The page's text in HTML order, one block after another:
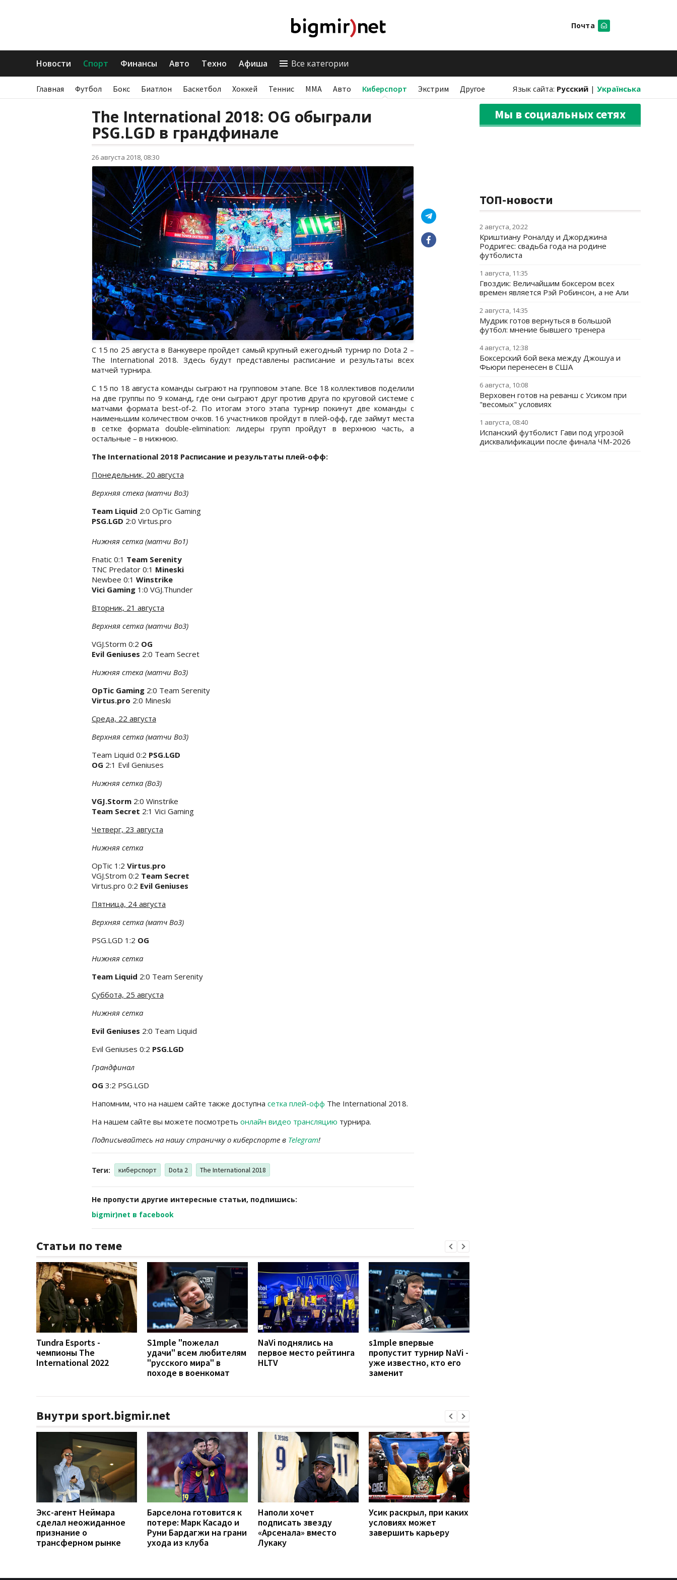
Почта
Новости Спорт Финансы Авто Техно Афиша Все категории
Главная Футбол Бокс Биатлон Баскетбол Хоккей Теннис ММА Авто Киберспорт Экстрим Другое Язык сайта: Русский | Українська
The International 2018: OG обыграли
PSG.LGD в грандфинале
26 августа 2018, 08:30
C 15 по 25 августа в Ванкувере пройдет самый крупный ежегодный турнир по Dota 2 –
The International 2018. Здесь будут представлены расписание и результаты всех
матчей турнира.
С 15 по 18 августа команды сыграют на групповом этапе. Все 18 коллективов поделили
на две группы по 9 команд, где они сыграют друг против друга по круговой системе с
матчами формата best-of-2. По итогам этого этапа турнир покинут две команды с
наименьшим количеством очков. 16 участников пройдут в плей-офф, где займут места
в сетке формата double-elimination: лидеры групп пройдут в верхнюю часть, а
остальные – в нижнюю.
The International 2018 Расписание и результаты плей-офф:
Понедельник, 20 августа
Верхняя стека (матчи Bo3)
Team Liquid 2:0 OpTic Gaming
PSG.LGD 2:0 Virtus.pro
Нижняя сетка (матчи Bo1)
Fnatic 0:1 Team Serenity
TNC Predator 0:1 Mineski
Newbee 0:1 Winstrike
Vici Gaming 1:0 VGJ.Thunder
Вторник, 21 августа
Верхняя сетка (матчи Bo3)
VGJ.Storm 0:2 OG
Evil Geniuses 2:0 Team Secret
Нижняя стека (матчи Bo3)
OpTic Gaming 2:0 Team Serenity
Virtus.pro 2:0 Mineski
Среда, 22 августа
Верхняя сетка (матчи Во3)
Team Liquid 0:2 PSG.LGD
OG 2:1 Evil Geniuses
Нижняя сетка (Во3)
VGJ.Storm 2:0 Winstrike
Team Secret 2:1 Vici Gaming
Четверг, 23 августа
Нижняя сетка
OpTic 1:2 Virtus.pro
VGJ.Strom 0:2 Team Secret
Virtus.pro 0:2 Evil Geniuses
Пятница, 24 августа
Верхняя сетка (матч Bo3)
PSG.LGD 1:2 OG
Нижняя сетка
Team Liquid 2:0 Team Serenity
Суббота, 25 августа
Нижняя сетка
Evil Geniuses 2:0 Team Liquid
Evil Geniuses 0:2 PSG.LGD
Грандфинал
OG 3:2 PSG.LGD
Напомним, что на нашем сайте также доступна сетка плей-офф The International 2018.
На нашем сайте вы можете посмотреть онлайн видео трансляцию турнира.
Подписывайтесь на нашу страничку о киберспорте в Telegram!
Теги: киберспорт Dota 2 The International 2018
Не пропусти другие интересные статьи, подпишись:
bigmir)net в facebook
Статьи по теме
Tundra Esports -
чемпионы The
International 2022
S1mple "пожелал
удачи" всем любителям
"русского мира" в
походе в военкомат
NaVi поднялись на
первое место рейтинга
HLTV
s1mple впервые
пропустит турнир NaVi -
уже известно, кто его
заменит
Внутри sport.bigmir.net
Экс-агент Неймара
сделал неожиданное
признание о
трансферном рынке
Барселона готовится к
потере: Марк Касадо и
Руни Бардагжи на грани
ухода из клуба
Наполи хочет
подписать звезду
«Арсенала» вместо
Лукаку
Усик раскрыл, при каких
условиях может
завершить карьеру
Мы в социальных сетях
ТОП-новости
2 августа, 20:22
Криштиану Роналду и Джорджина
Родригес: свадьба года на родине
футболиста
1 августа, 11:35
Гвоздик: Величайшим боксером всех
времен является Рэй Робинсон, а не Али
2 августа, 14:35
Мудрик готов вернуться в большой
футбол: мнение бывшего тренера
4 августа, 12:38
Боксерский бой века между Джошуа и
Фьюри перенесен в США
6 августа, 10:08
Верховен готов на реванш с Усиком при
"весомых" условиях
1 августа, 08:40
Испанский футболист Гави под угрозой
дисквалификации после финала ЧМ-2026